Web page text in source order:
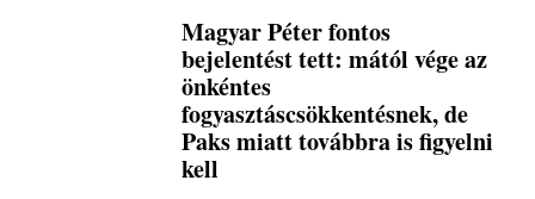
Magyar Péter fontos
bejelentést tett: mától vége az
önkéntes
fogyasztáscsökkentésnek, de
Paks miatt továbbra is figyelni
kell